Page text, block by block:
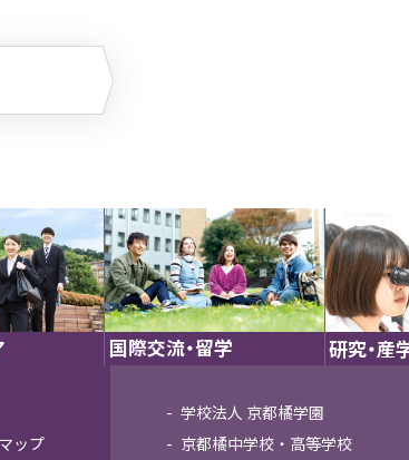
国際交流・留学 研究・産
ップ
学校法人 京都橘学園
京都橘中学校・高等学校